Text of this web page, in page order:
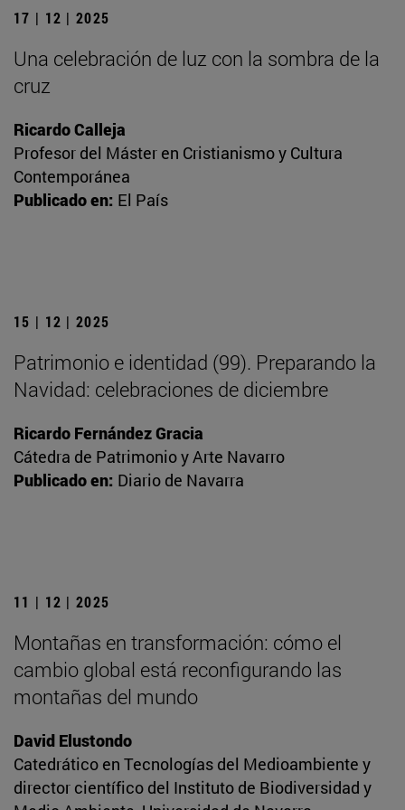
17 | 12 | 2025
Una celebración de luz con la sombra de la
cruz
Ricardo Calleja
Profesor del Máster en Cristianismo y Cultura
Contemporánea
Publicado en: El País
15 | 12 | 2025
Patrimonio e identidad (99). Preparando la
Navidad: celebraciones de diciembre
Ricardo Fernández Gracia
Cátedra de Patrimonio y Arte Navarro
Publicado en: Diario de Navarra
11 | 12 | 2025
Montañas en transformación: cómo el
cambio global está reconfigurando las
montañas del mundo
David Elustondo
Catedrático en Tecnologías del Medioambiente y
director científico del Instituto de Biodiversidad y